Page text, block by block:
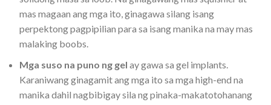
mas magaan ang mga ito, ginagawa silang isang
perpektong pagpipilian para sa isang manika na may mas
malaking boobs.
Mga suso na puno ng gel ay gawa sa gel implants.
Karaniwang ginagamit ang mga ito sa mga high-end na
manika dahil nagbibigay sila ng pinaka-makatotohanang